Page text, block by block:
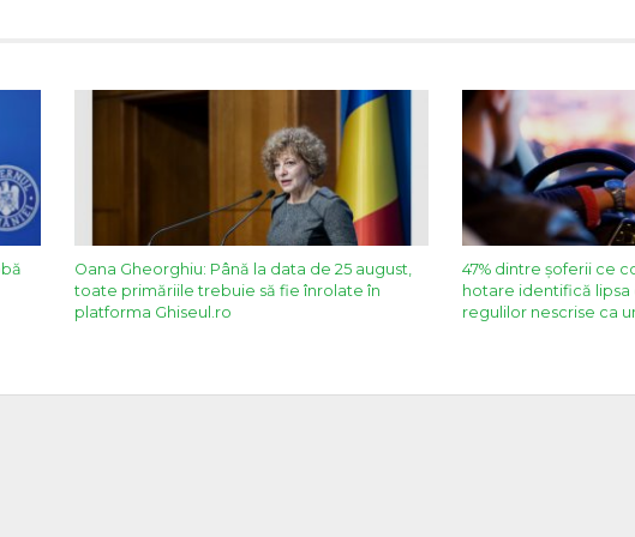
Oana Gheorghiu: Până la data de 25 august,
toate primăriile trebuie să fie înrolate în
platforma Ghiseul.ro
47% dintre șoferii ce
hotare identifică
regulilor nescrise ca